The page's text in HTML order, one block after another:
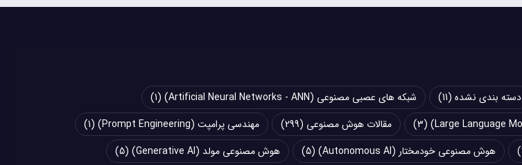
دسته بندی نشده (11) شبکه های عصبی مصنوعی (Artificial Neural Networks - ANN)
(1)
(3) مقالات هوش مصنوعی (299) مهندسی پرامپت (Prompt Engineering)
(1)
هوش مصنوعی خودمختار (Autonomous AI) (5) هوش مصنوعی مولد (Generative AI) (5)